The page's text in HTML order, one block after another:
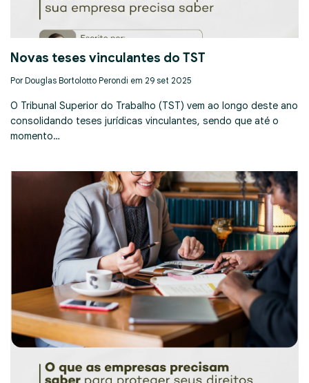
Novas teses vinculantes do TST
Por Douglas Bortolotto Perondi em 29 set 2025
O Tribunal Superior do Trabalho (TST) vem ao longo deste ano
consolidando teses jurídicas vinculantes, sendo que até o
momento…